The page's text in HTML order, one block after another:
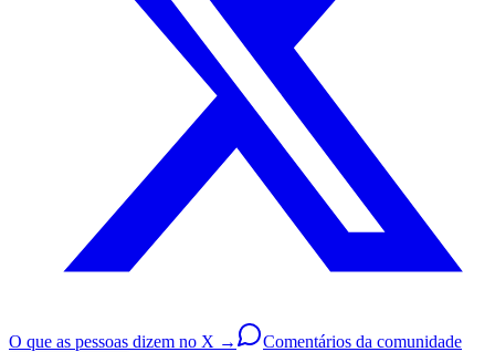
O que as pessoas dizem no X → Comentários da comunidade